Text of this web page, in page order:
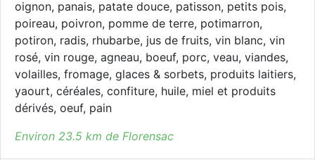
oignon, panais, patate douce, patisson, petits pois,
poireau, poivron, pomme de terre, potimarron,
potiron, radis, rhubarbe, jus de fruits, vin blanc, vin
rosé, vin rouge, agneau, boeuf, porc, veau, viandes,
volailles, fromage, glaces & sorbets, produits laitiers,
yaourt, céréales, confiture, huile, miel et produits
dérivés, oeuf, pain
Environ 23.5 km de Florensac